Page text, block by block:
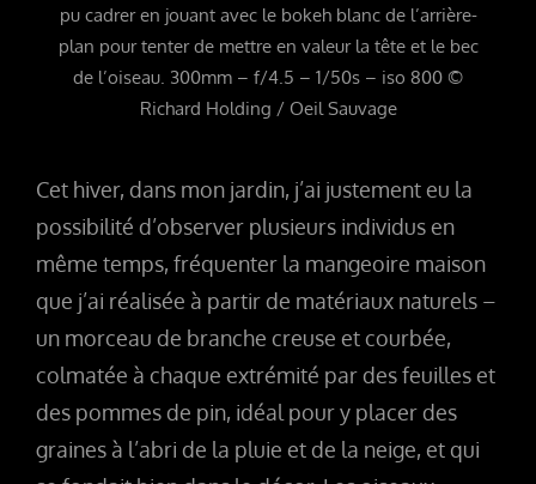
pu cadrer en jouant avec le bokeh blanc de l’arrière-
plan pour tenter de mettre en valeur la tête et le bec
de l’oiseau. 300mm – f/4.5 – 1/50s – iso 800 ©
Richard Holding / Oeil Sauvage
Cet hiver, dans mon jardin, j’ai justement eu la
possibilité d’observer plusieurs individus en
même temps, fréquenter la mangeoire maison
que j’ai réalisée à partir de matériaux naturels –
un morceau de branche creuse et courbée,
colmatée à chaque extrémité par des feuilles et
des pommes de pin, idéal pour y placer des
graines à l’abri de la pluie et de la neige, et qui